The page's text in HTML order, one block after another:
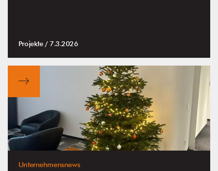
Projekte / 7.3.2026
Unternehmensnews